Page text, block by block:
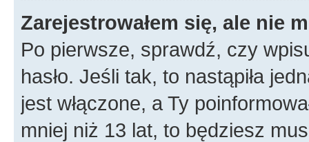
Zarejestrowałem się, ale nie
Po pierwsze, sprawdź, czy
hasło. Jeśli tak, to nastąpiła
jest włączone, a Ty
mniej niż 13 lat, to będziesz